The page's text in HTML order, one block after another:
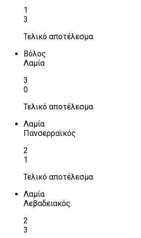
1
3
Τελικό αποτέλεσμα
Βόλος
Λαμία
3
0
Τελικό αποτέλεσμα
Λαμία
Πανσερραϊκός
2
1
Τελικό αποτέλεσμα
Λαμία
Λεβαδειακός
2
3